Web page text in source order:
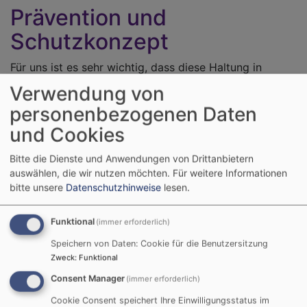
Prävention und
Schutzkonzept
Für uns ist es sehr wichtig, dass diese Haltung in
unserem täglichen Handeln deutlich zum Ausdruck
kommt. Aus diesem Grund haben wir in unserem
Schutzkonzept klare Leitlinien und präventive
Maßnahmen beschrieben. So gehört es für uns dazu,
Verhaltenskodex halten, sich zum Thema Prävention
sexualisierter Gewalt schulen und wissen, wie sie bei
sollen.
Beratungsmöglichkeiten
Verwendung von
personenbezogenen Daten
und Cookies
Bitte die Dienste und Anwendungen von Drittanbietern
auswählen, die wir nutzen möchten. Für weitere Informationen
bitte unsere Datenschutzhinweise lesen.
Funktional (immer erforderlich)
Speichern von Daten: Cookie für die Benutzersitzung
Zweck: Funktional
Consent Manager (immer erforderlich)
Cookie Consent speichert Ihre Einwilligungsstatus im